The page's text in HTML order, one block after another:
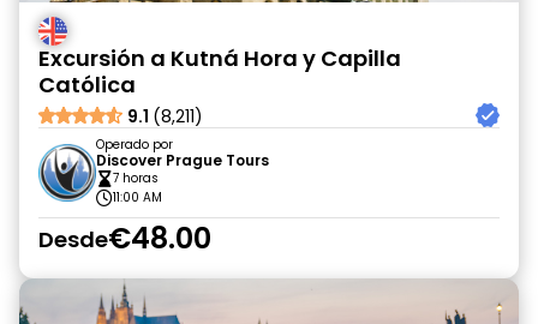
Excursión a Kutná Hora y Capilla
Católica
9.1 (8,211)
Operado por
Discover Prague Tours
7 horas
11:00 AM
Desde€48.00